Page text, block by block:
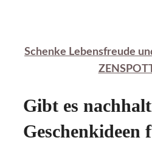
Schenke Lebensfreude
Gibt es
Geschenkideen